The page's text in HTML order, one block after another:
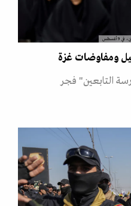
ومفاوضات غزة
التابعين" فجر